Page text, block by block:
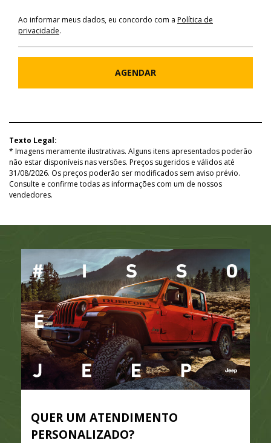
Ao informar meus dados, eu concordo com a Política de
privacidade.
AGENDAR
Texto Legal:
* Imagens meramente ilustrativas. Alguns itens apresentados poderão
não estar disponíveis nas versões. Preços sugeridos e válidos até
31/08/2026. Os preços poderão ser modificados sem aviso prévio.
Consulte e confirme todas as informações com um de nossos
vendedores.
QUER UM ATENDIMENTO
PERSONALIZADO?